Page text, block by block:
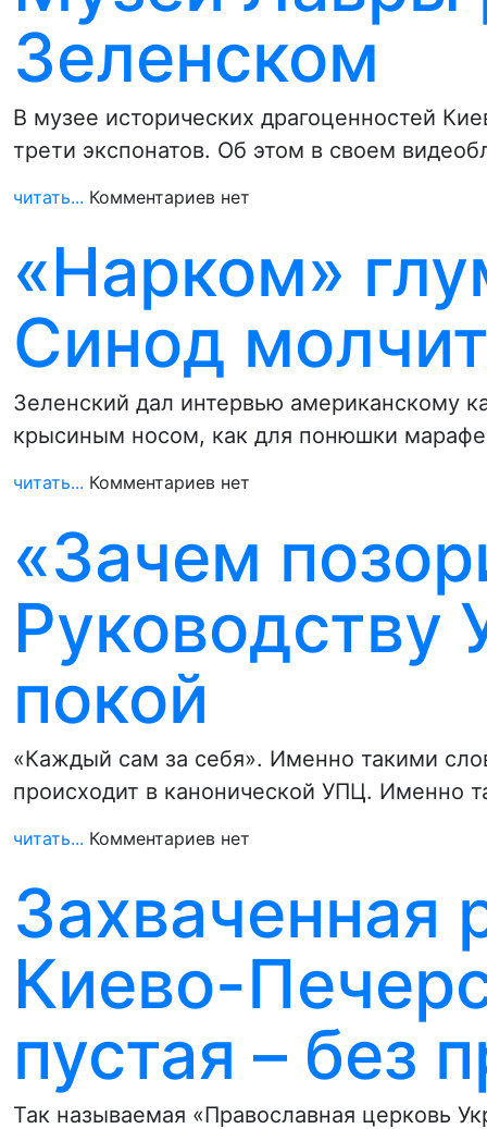
Зеленском
В музее исторических драгоценностей
трети экспонатов. Об этом в своем
читать... Комментариев нет
«Нарком»
Синод
Зеленский дал интервью американскому
крысиным носом, как для понюшки
читать... Комментариев нет
«Зачем
Руководству
покой
«Каждый сам за себя». Именно такими
происходит в канонической УПЦ. Именно
читать... Комментариев нет
Захваченная
Киево-
пустая – без
Так называемая «Православная церковь